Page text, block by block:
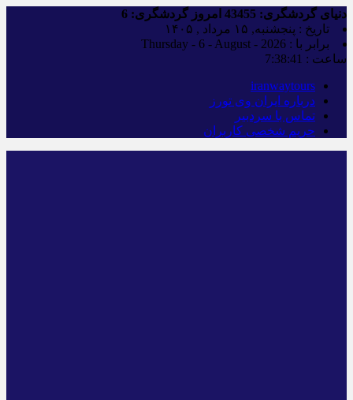
دنیای گردشگری: امروز گردشگری:
تاریخ : پنجشنبه, ۱۵ مرداد , ۱۴۰۵
برابر با : Thursday - 6 - August - 2026
ساعت : 7:38:42
iranwaytours
درباره ایران وی تورز
تماس با سردبیر
حریم شخصی کاربران